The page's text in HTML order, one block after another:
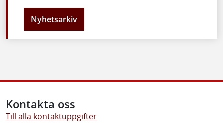
Nyhetsarkiv
Kontakta oss
Till alla kontaktuppgifter